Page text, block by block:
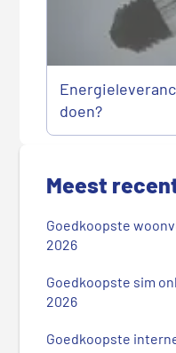
doen?
Meest
Goedkoopste
2026
Goedkoopste sim
2026
Goedkoopste